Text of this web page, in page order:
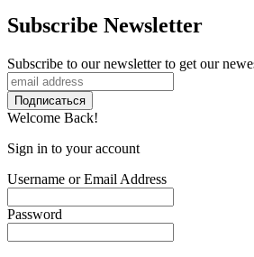
Subscribe Newsletter
Subscribe to our newsletter to get our
Welcome Back!
Sign in to your account
Username or Email Address
Password